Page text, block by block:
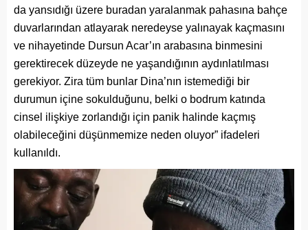
da yansıdığı üzere buradan yaralanmak pahasına bahçe
duvarlarından atlayarak neredeyse yalınayak kaçmasını
ve nihayetinde Dursun Acar’ın arabasına binmesini
gerektirecek düzeyde ne yaşandığının aydınlatılması
gerekiyor. Zira tüm bunlar Dina’nın istemediği bir
durumun içine sokulduğunu, belki o bodrum katında
cinsel ilişkiye zorlandığı için panik halinde kaçmış
olabileceğini düşünmemize neden oluyor” ifadeleri
kullanıldı.